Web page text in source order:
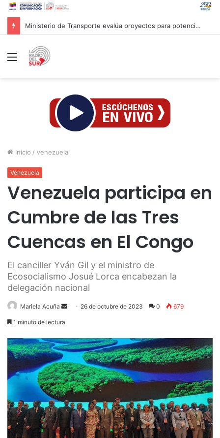
Ministerio de Transporte evalúa proyectos para potenciar la movilidad nacional
Menú
Inicio / Venezuela
Venezuela
Venezuela participa en
Cumbre de las Tres
Cuencas en El Congo
El canciller Yván Gil y el ministro de
Ecosocialismo Josué Lorca encabezan la
delegación nacional
Mariela Acuña
Send 26 de octubre de 2023 0 679
1 minuto de lectura